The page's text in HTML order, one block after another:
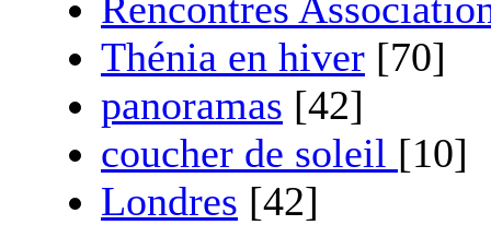
Thénia en hiver [70]
panoramas [42]
coucher de soleil [10]
Londres [42]